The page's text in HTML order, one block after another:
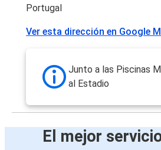
Portugal
Ver esta dirección en Google
Junto a las Piscinas
al Estadio
El mejor